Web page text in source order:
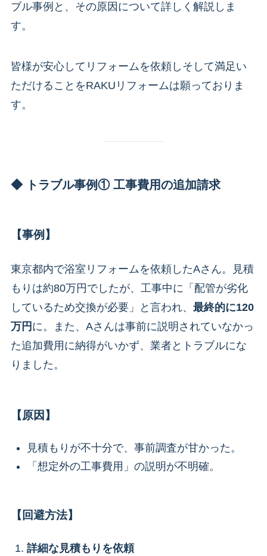
ブル事例と、その原因について詳しく解説しま
す。
皆様が安心してリフォームを依頼しそして満足い
ただけることをRAKUリフォームは願っておりま
す。
◆ トラブル事例① 工事費用の追加請求
【事例】
東京都内で浴室リフォームを依頼したAさん。見積
もりは約80万円でしたが、工事中に「配管が劣化
しているため交換が必要」と言われ、 最終的に120
万円 に。また、Aさんは事前に説明されていなかっ
た追加費用に納得がいかず、業者とトラブルにな
りました。
【原因】
見積もりが不十分で、事前調査が甘かった。
「想定外の工事費用」の説明が不明確。
【回避方法】
詳細な見積もりを依頼